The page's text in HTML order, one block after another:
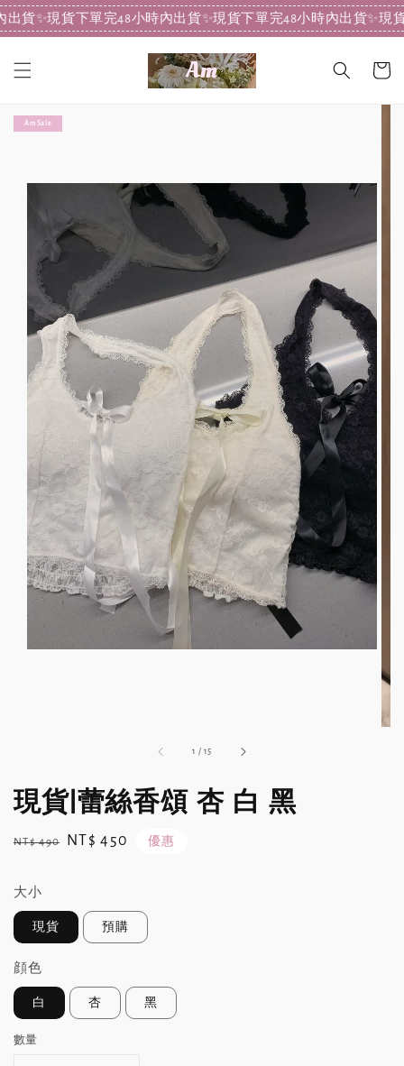
貨✨現貨下單完48小時內出貨✨現貨下單完48小時內出貨✨現貨
1 /15
Am Sale
現貨|蕾絲香頌 杏 白 黑
Regular
NT$ 490
Sale
NT$ 450 優惠
大小
現貨 預購
顔色
白 杏 黑
數量